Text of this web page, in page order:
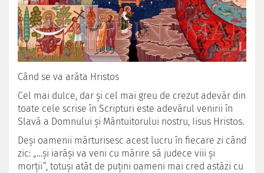
Când se va arăta Hristos
Cel mai dulce, dar şi cel mai greu de crezut adevăr din
toate cele scrise în Scripturi este adevărul venirii în
Slavă a Domnului şi Mântuitorului nostru, Iisus Hristos.
Deşi oamenii mărturisesc acest lucru în fiecare zi când
zic: „…şi iarăşi va veni cu mărire să judece viii şi
morţii“, totuşi atât de puţini oameni mai cred astăzi cu